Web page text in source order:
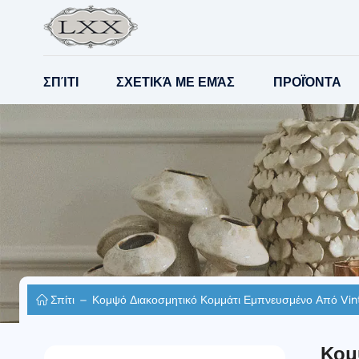
ΣΠΊΤΙ ΣΧΕΤΙΚΆ ΜΕ ΕΜΆΣ ΠΡΟΪΌΝΤΑ
Σπίτι Κομψό Διακοσμητικό Κομμάτι Εμπνευσμένο Από